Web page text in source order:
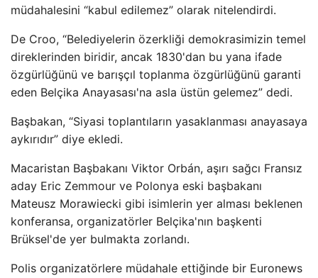
müdahalesini “kabul edilemez” olarak nitelendirdi.
De Croo, “Belediyelerin özerkliği demokrasimizin temel
direklerinden biridir, ancak 1830'dan bu yana ifade
özgürlüğünü ve barışçıl toplanma özgürlüğünü garanti
eden Belçika Anayasası'na asla üstün gelemez” dedi.
Başbakan, “Siyasi toplantıların yasaklanması anayasaya
aykırıdır” diye ekledi.
Macaristan Başbakanı Viktor Orbán, aşırı sağcı Fransız
aday Eric Zemmour ve Polonya eski başbakanı
Mateusz Morawiecki gibi isimlerin yer alması beklenen
konferansa, organizatörler Belçika'nın başkenti
Brüksel'de yer bulmakta zorlandı.
Polis organizatörlere müdahale ettiğinde bir Euronews